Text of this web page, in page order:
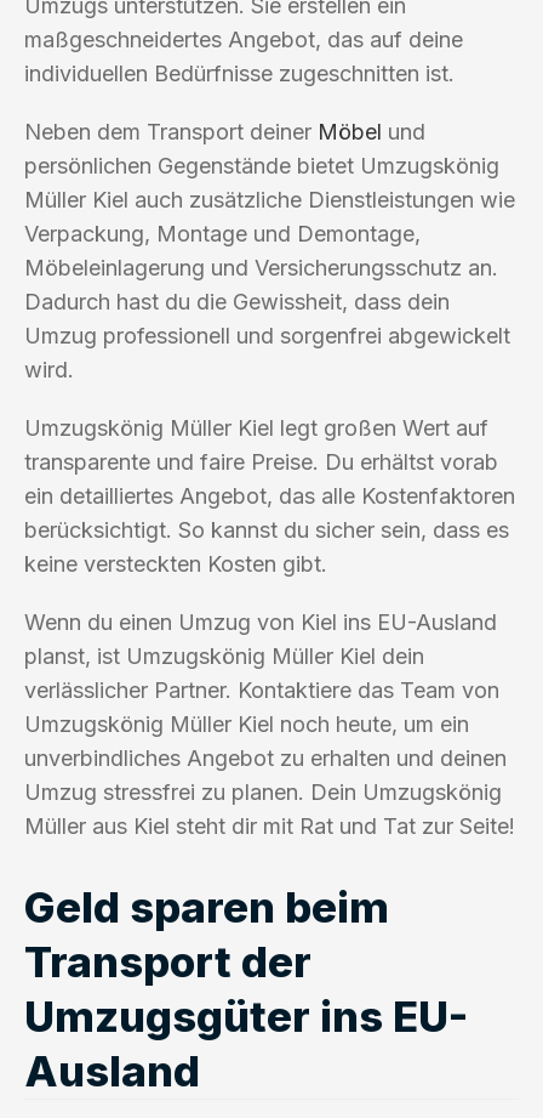
Umzugs unterstützen. Sie erstellen ein
maßgeschneidertes Angebot, das auf deine
individuellen Bedürfnisse zugeschnitten ist.
Neben dem Transport deiner Möbel und
persönlichen Gegenstände bietet Umzugskönig
Müller Kiel auch zusätzliche Dienstleistungen wie
Verpackung, Montage und Demontage,
Möbeleinlagerung und Versicherungsschutz an.
Dadurch hast du die Gewissheit, dass dein
Umzug professionell und sorgenfrei abgewickelt
wird.
Umzugskönig Müller Kiel legt großen Wert auf
transparente und faire Preise. Du erhältst vorab
ein detailliertes Angebot, das alle Kostenfaktoren
berücksichtigt. So kannst du sicher sein, dass es
keine versteckten Kosten gibt.
Wenn du einen Umzug von Kiel ins EU-Ausland
planst, ist Umzugskönig Müller Kiel dein
verlässlicher Partner. Kontaktiere das Team von
Umzugskönig Müller Kiel noch heute, um ein
unverbindliches Angebot zu erhalten und deinen
Umzug stressfrei zu planen. Dein Umzugskönig
Müller aus Kiel steht dir mit Rat und Tat zur Seite!
Geld sparen beim
Transport der
Umzugsgüter ins EU-
Ausland